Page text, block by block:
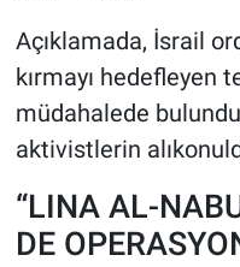
Açıklamada, İsrail
kırmayı hedefleyen
müdahalede
aktivistlerin
“LINA AL-
DE